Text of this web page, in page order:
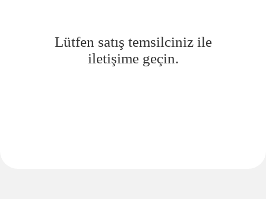
Lütfen satış temsilciniz ile
iletişime geçin.